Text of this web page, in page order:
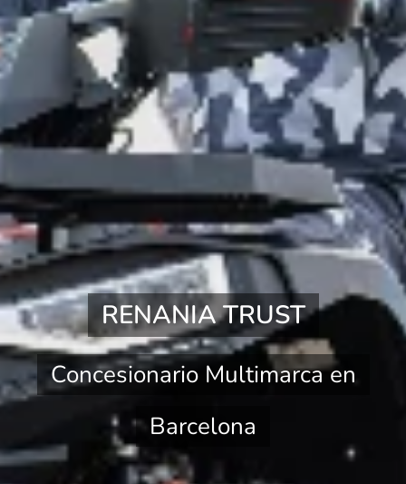
RENANIA TRUST
Concesionario Multimarca en
Barcelona